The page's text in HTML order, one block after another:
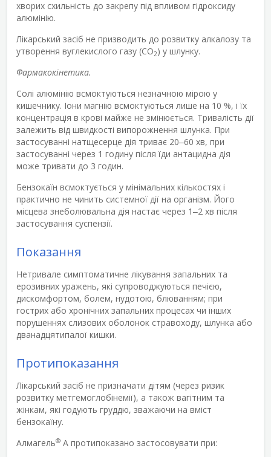
хворих схильність до закрепу під впливом гідроксиду
алюмінію.
Лікарський засіб не призводить до розвитку алкалозу та
утворення вуглекислого газу (СО2) у шлунку.
Фармакокінетика.
Солі алюмінію всмоктуються незначною мірою у
кишечнику. Іони магнію всмоктуються лише на 10 %, і їх
концентрація в крові майже не змінюється. Тривалість дії
залежить від швидкості випорожнення шлунка. При
застосуванні натщесерце дія триває 20‒60 хв, при
застосуванні через 1 годину після їди антацидна дія
може тривати до 3 годин.
Бензокаїн всмоктується у мінімальних кількостях і
практично не чинить системної дії на організм. Його
місцева знеболювальна дія настає через 1‒2 хв після
застосування суспензії.
Показання
Нетривале симптоматичне лікування запальних та
ерозивних уражень, які супроводжуються печією,
дискомфортом, болем, нудотою, блюванням; при
гострих або хронічних запальних процесах чи інших
порушеннях слизових оболонок стравоходу, шлунка або
дванадцятипалої кишки.
Протипоказання
Лікарський засіб не призначати дітям (через ризик
розвитку метгемоглобінемії), а також вагітним та
жінкам, які годують груддю, зважаючи на вміст
бензокаїну.
Алмагель® А протипоказано застосовувати при: